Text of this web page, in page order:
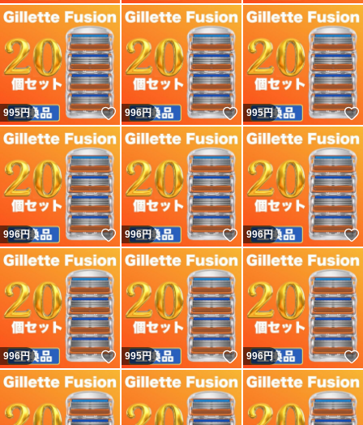
995円 いいね！
996円 いいね！
995円
996円 いいね！
996円 いいね！
996円
996円 いいね！
995円 いいね！
996円